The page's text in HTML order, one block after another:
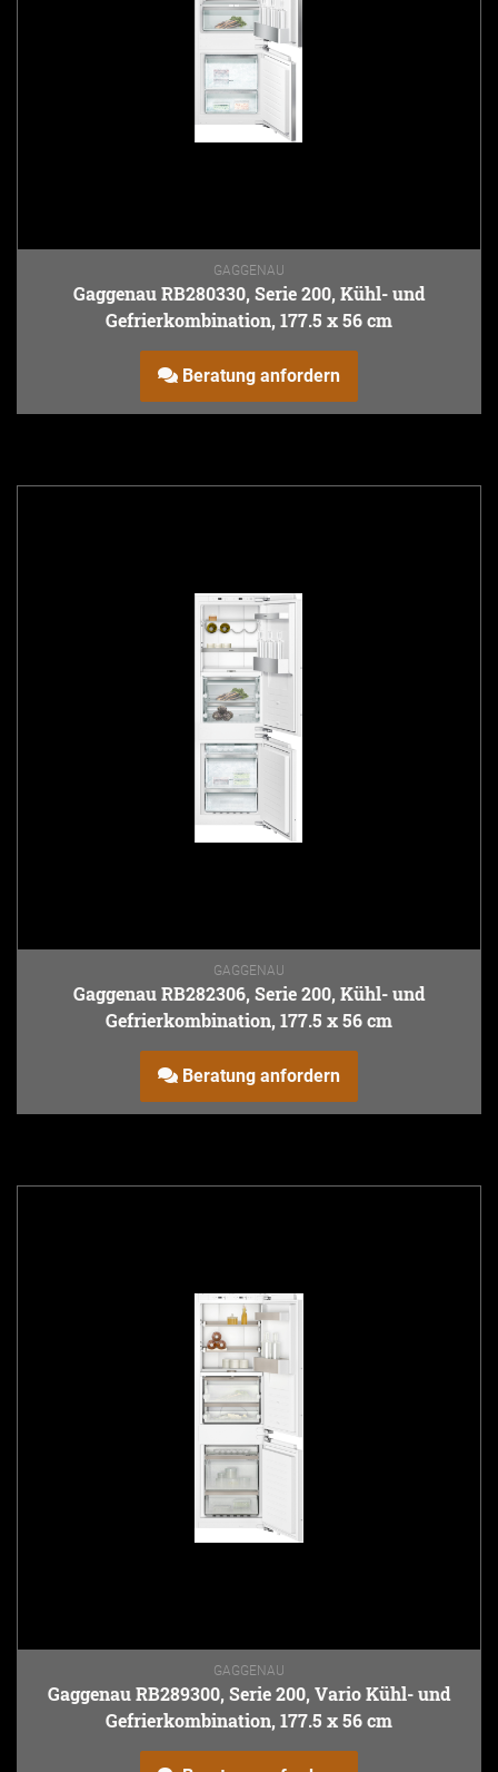
GAGGENAU
Gaggenau RB280330, Serie 200, Kühl- und
Gefrierkombination, 177.5 x 56 cm
Beratung anfordern
GAGGENAU
Gaggenau RB282306, Serie 200, Kühl- und
Gefrierkombination, 177.5 x 56 cm
Beratung anfordern
GAGGENAU
Gaggenau RB289300, Serie 200, Vario Kühl- und
Gefrierkombination, 177.5 x 56 cm